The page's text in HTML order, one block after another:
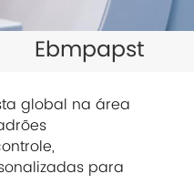
한국의
Tiếng Việt
中文
Ebmpapst
global na área
para